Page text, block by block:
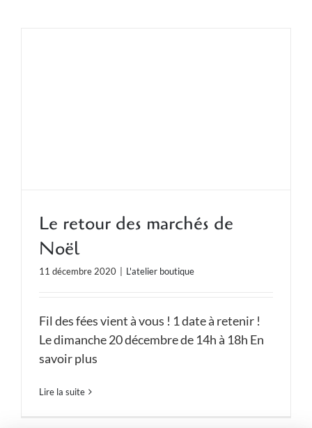
Le retour des marchés de
Noël
11 décembre 2020 L'atelier boutique
Fil des fées vient à vous ! 1 date à retenir !
Le dimanche 20 décembre de 14h à 18h En
savoir plus
Lire la suite